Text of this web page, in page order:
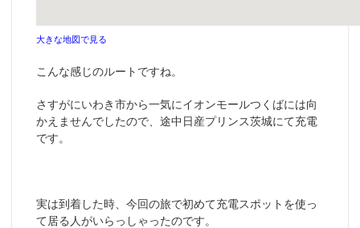
大きな地図で見る
こんな感じのルートですね。
さすがにいわき市から一気にイオンモールつくばには向
かえませんでしたので、途中日産プリンス茨城にて充電
です。
実は到着した時、今回の旅で初めて充電スポットを使っ
て居る人がいらっしゃったのです。